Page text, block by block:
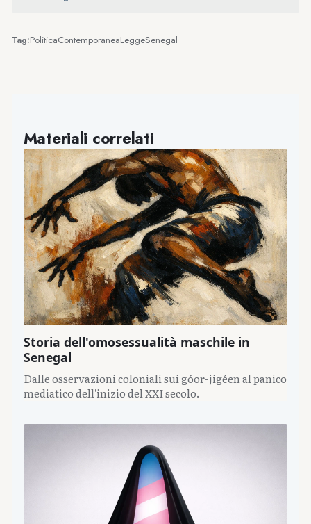
Tag:PoliticaContemporaneaLeggeSenegal
Materiali correlati
Storia dell'omosessualità maschile in
Senegal
Dalle osservazioni coloniali sui góor-jigéen al panico
mediatico dell'inizio del XXI secolo.